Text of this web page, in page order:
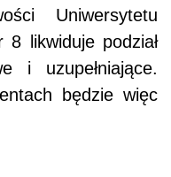
Uniwersytetu
likwiduje podział
i uzupełniające.
będzie więc